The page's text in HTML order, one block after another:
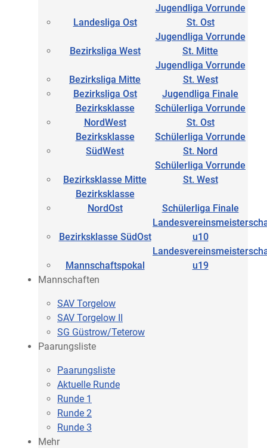
Landesliga Ost
Jugendliga Vorrunde
St. Ost
Bezirksliga West
Jugendliga Vorrunde
St. Mitte
Bezirksliga Mitte
Jugendliga Vorrunde
St. West
Bezirksliga Ost
Jugendliga Finale
Bezirksklasse
NordWest
Schülerliga Vorrunde
St. Ost
Bezirksklasse
SüdWest
Schülerliga Vorrunde
St. Nord
Bezirksklasse Mitte
Schülerliga Vorrunde
St. West
Bezirksklasse
NordOst
Schülerliga Finale
Bezirksklasse SüdOst
u10
Mannschaftspokal
u19
Mannschaften
SAV Torgelow
SAV Torgelow II
SG Güstrow/Teterow
Paarungsliste
Paarungsliste
Aktuelle Runde
Runde 1
Runde 2
Runde 3
Mehr